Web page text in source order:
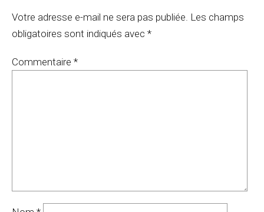
Votre adresse e-mail ne sera pas publiée. Les champs
obligatoires sont indiqués avec *
Commentaire *